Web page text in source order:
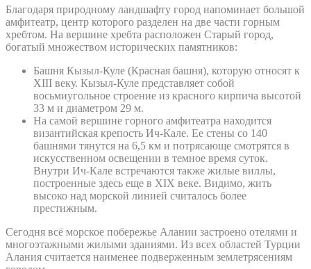
Благодаря природному ландшафту город напоминает большой
амфитеатр, центр которого разделен на две части горным
хребтом. На вершине хребта расположен Старый город,
богатый множеством исторических памятников:
Башня Кызыл-Куле (Красная башня), которую относят к
XIII веку. Кызыл-Куле представляет собой
восьмиугольное строение из красного кирпича высотой
33 м и диаметром 29 м.
На самой вершине горного амфитеатра находится
византийская крепость Ич-Кале. Ее стены со 140
башнями тянутся на 6,5 км и потрясающе смотрятся в
искусственном освещении в темное время суток.
Внутри Ич-Кале встречаются также жилые виллы,
построенные здесь еще в XIX веке. Видимо, жить
высоко над морской линией считалось более
престижным.
Сегодня всё морское побережье Алании застроено отелями и
многоэтажными жилыми зданиями. Из всех областей Турции
Алания считается наименее подверженным землетрясениям